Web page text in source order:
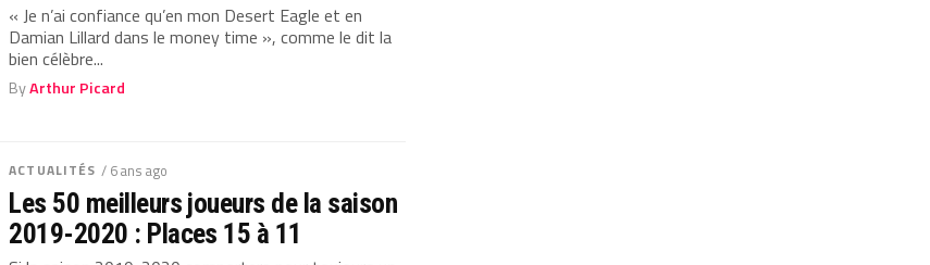
« Je n’ai confiance qu’en mon Desert Eagle et en
Damian Lillard dans le money time », comme le dit la
bien célèbre...
ByArthur Picard
ACTUALITÉS / 6 ans ago
Les 50 meilleurs joueurs de la saison
2019-2020 : Places 15 à 11